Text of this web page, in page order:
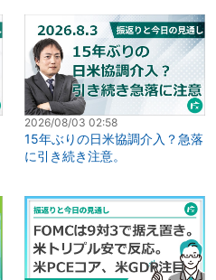
2026/08/03 02:58
15年ぶりの日米協調介入？急落
に引き続き注意。